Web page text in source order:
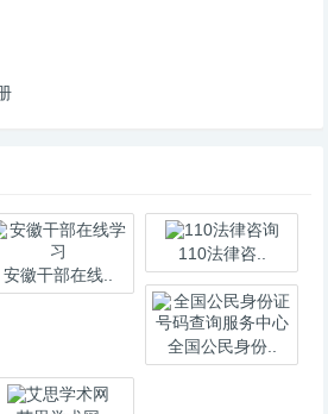
安徽干部在线..
110法律咨..
全国公民身份..